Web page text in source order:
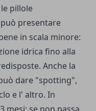
pillole
presentare
in scala minore:
idrica fino alla
Anche la
dare "spotting",
e l' altro. In